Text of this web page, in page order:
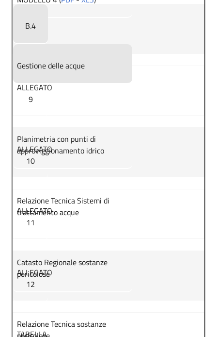
B.4
Gestione delle acque
ALLEGATO
9
Planimetria con punti di
approviggionamento idrico
ALLEGATO
10
Relazione Tecnica Sistemi di
trattamento acque
ALLEGATO
11
Catasto Regionale sostanze
pericolose
ALLEGATO
12
Relazione Tecnica sostanze
TABELLA